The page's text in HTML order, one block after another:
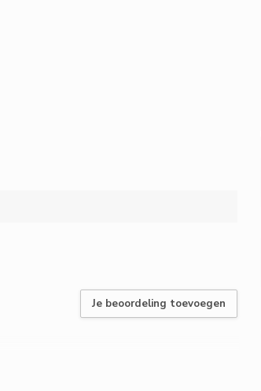
Je beoordeling toevoegen